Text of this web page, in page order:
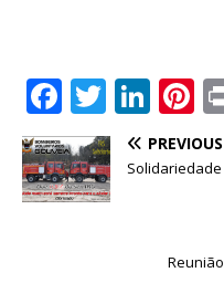
F
a
c
e
T
w
it
te
Li
n
k
n
n
st
PREVIOUS
Solidariedade